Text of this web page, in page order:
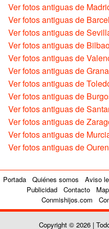
Ver fotos antiguas de
Ver fotos antiguas de
Ver fotos antiguas de
Ver fotos antiguas de
Ver fotos antiguas de
Ver fotos antiguas de
Ver fotos antiguas de
Ver fotos antiguas de
Ver fotos antiguas de
Ver fotos antiguas de
Ver fotos antiguas de
Ver fotos antiguas de
Portada Quiénes somos Aviso
Publicidad
Contacto
Conmishijos.com
Copyright © 2026 |